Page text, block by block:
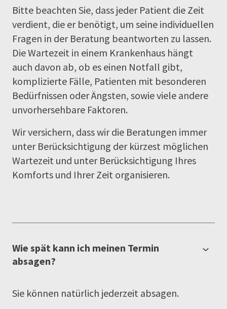
Bitte beachten Sie, dass jeder Patient die Zeit
verdient, die er benötigt, um seine individuellen
Fragen in der Beratung beantworten zu lassen.
Die Wartezeit in einem Krankenhaus hängt
auch davon ab, ob es einen Notfall gibt,
komplizierte Fälle, Patienten mit besonderen
Bedürfnissen oder Ängsten, sowie viele andere
unvorhersehbare Faktoren.
Wir versichern, dass wir die Beratungen immer
unter Berücksichtigung der kürzest möglichen
Wartezeit und unter Berücksichtigung Ihres
Komforts und Ihrer Zeit organisieren.
Wie spät kann ich meinen Termin
absagen?
Sie können natürlich jederzeit absagen.